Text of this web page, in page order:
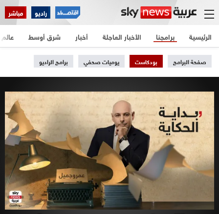
راديو مباشر
الرئيسية الأخبار العاجلة أخبار شرق أوسط عالم برامجنا
صفحة البرامج يوميات صحفي برامج الراديو بودكاست